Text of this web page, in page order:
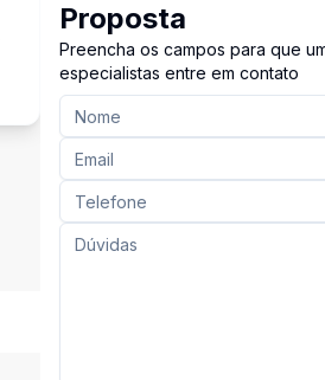
Proposta
Preencha os campos para que
especialistas entre em contato